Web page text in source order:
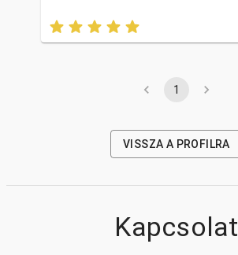
1
VISSZA A PROFILRA
Kapcsolat